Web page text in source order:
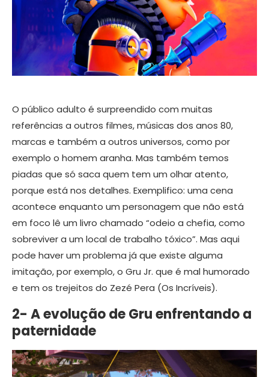
O público adulto é surpreendido com muitas
referências a outros filmes, músicas dos anos 80,
marcas e também a outros universos, como por
exemplo o homem aranha. Mas também temos
piadas que só saca quem tem um olhar atento,
porque está nos detalhes. Exemplifico: uma cena
acontece enquanto um personagem que não está
em foco lê um livro chamado “odeio a chefia, como
sobreviver a um local de trabalho tóxico”. Mas aqui
pode haver um problema já que existe alguma
imitação, por exemplo, o Gru Jr. que é mal humorado
e tem os trejeitos do Zezé Pera (Os Incríveis).
2- A evolução de Gru enfrentando a
paternidade